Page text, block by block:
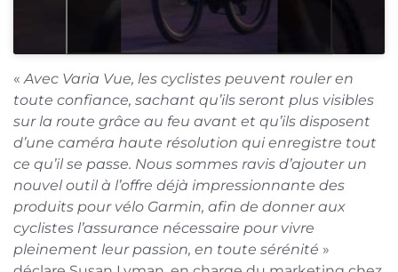
« Avec Varia Vue, les cyclistes peuvent rouler en
toute confiance, sachant qu’ils seront plus visibles
sur la route grâce au feu avant et qu’ils disposent
d’une caméra haute résolution qui enregistre tout
ce qu’il se passe. Nous sommes ravis d’ajouter un
nouvel outil à l’offre déjà impressionnante des
produits pour vélo Garmin, afin de donner aux
cyclistes l’assurance nécessaire pour vivre
pleinement leur passion, en toute sérénité »